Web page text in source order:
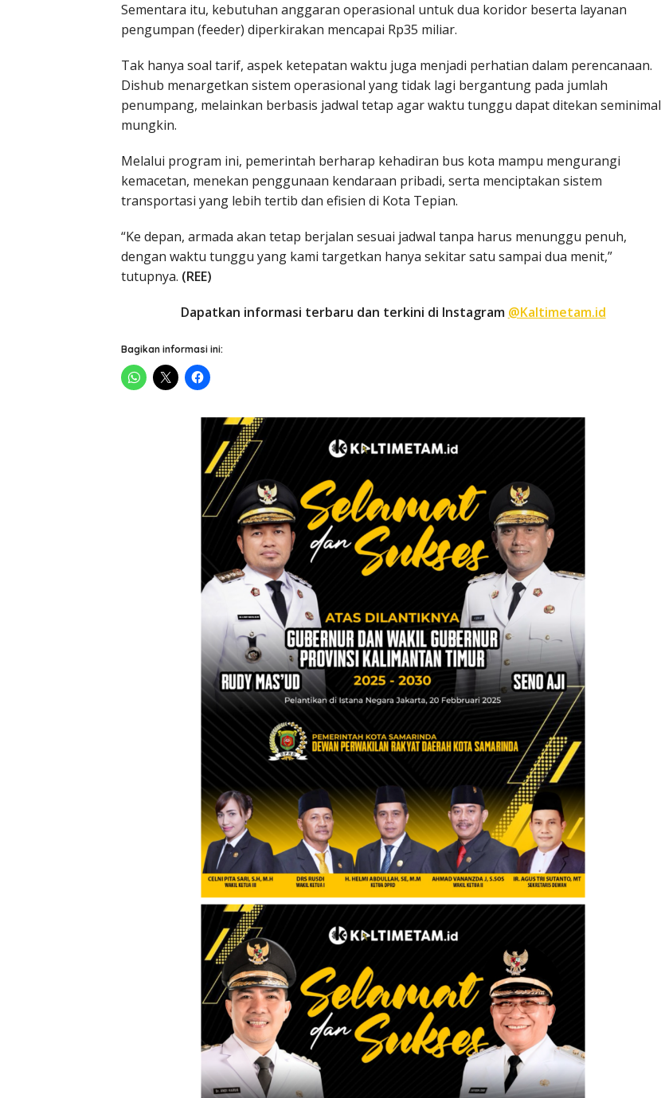
Sementara itu, kebutuhan anggaran operasional untuk dua koridor beserta layanan
pengumpan (feeder) diperkirakan mencapai Rp35 miliar.
Tak hanya soal tarif, aspek ketepatan waktu juga menjadi perhatian dalam perencanaan.
Dishub menargetkan sistem operasional yang tidak lagi bergantung pada jumlah
penumpang, melainkan berbasis jadwal tetap agar waktu tunggu dapat ditekan seminimal
mungkin.
Melalui program ini, pemerintah berharap kehadiran bus kota mampu mengurangi
kemacetan, menekan penggunaan kendaraan pribadi, serta menciptakan sistem
transportasi yang lebih tertib dan efisien di Kota Tepian.
“Ke depan, armada akan tetap berjalan sesuai jadwal tanpa harus menunggu penuh,
dengan waktu tunggu yang kami targetkan hanya sekitar satu sampai dua menit,”
tutupnya. (REE)
Dapatkan informasi terbaru dan terkini di Instagram @Kaltimetam.id
Bagikan informasi ini: